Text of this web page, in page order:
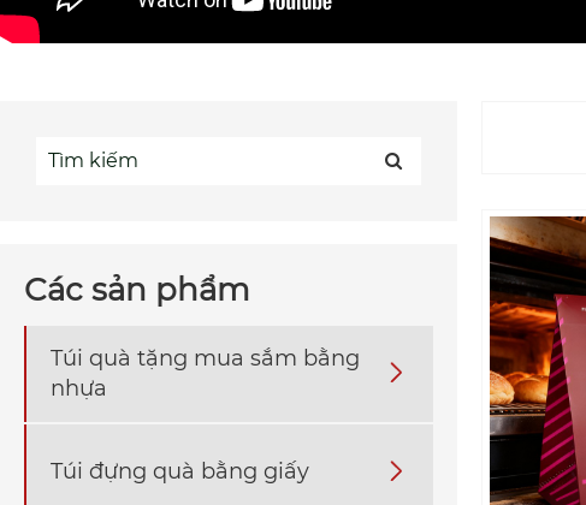
Các sản phẩm
Túi quà tặng mua sắm bằng
nhựa

Túi đựng quà bằng giấy 